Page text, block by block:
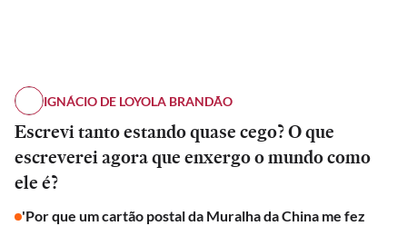
IGNÁCIO DE LOYOLA BRANDÃO
Escrevi tanto estando quase cego? O que
escreverei agora que enxergo o mundo como
ele é?
'Por que um cartão postal da Muralha da China me fez